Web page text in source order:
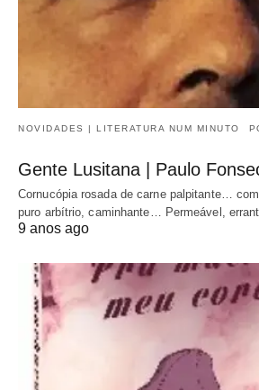
NOVIDADES | LITERATURA NUM MINUTO
Gente Lusitana | Paulo
Cornucópia rosada de carne palpitante…
puro arbítrio, caminhante… Permeável,
9 anos ago